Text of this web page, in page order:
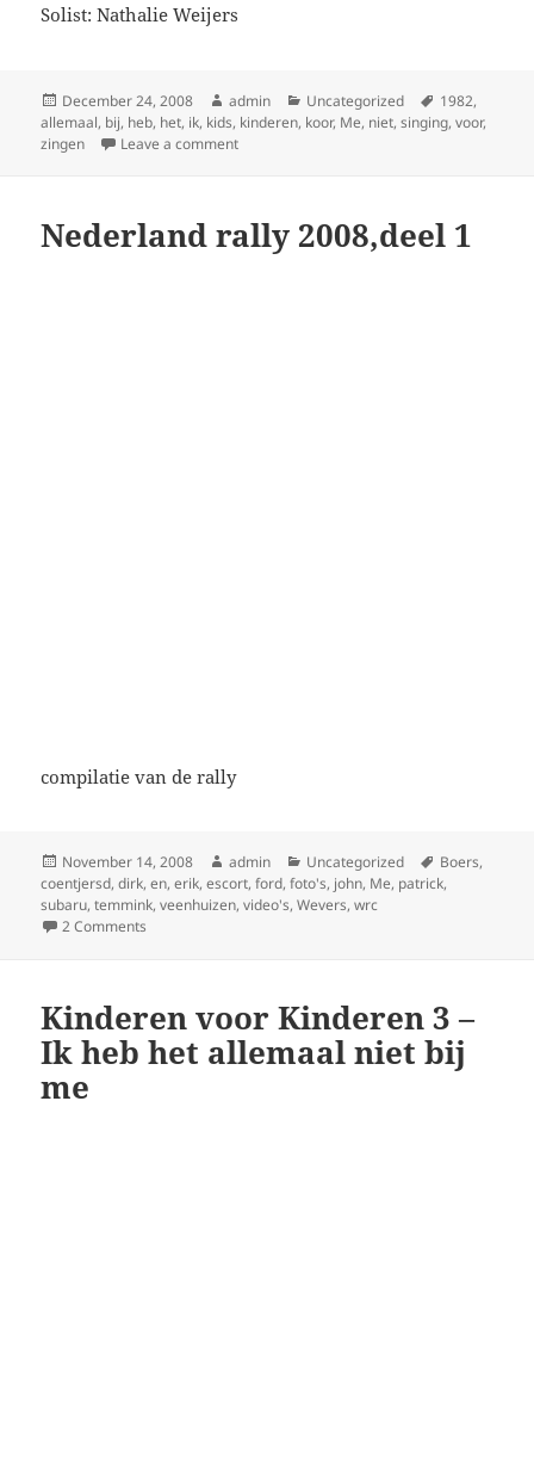
Solist: Nathalie Weijers
Posted
on
December 24, 2008 Author
admin Categories
Uncategorized Tags
1982,
allemaal, bij, heb, het, ik, kids, kinderen, koor, Me, niet,singing,voor,
zingen
Leave a commenton Kinderen voor Kinderen 3 – Ik heb het
Nederland rally 2008,deel 1
compilatie van de rally
Posted
on
November 14, 2008 Author
admin Categories
Uncategorized Tags
Boers,
coentjersd,dirk,en,erik,escort,ford,foto's, john, Me, patrick,
subaru,temmink,veenhuizen,video's,Wevers,wrc
2 Comments
Kinderen voor Kinderen 3 –
Ik heb het allemaal niet bij
me